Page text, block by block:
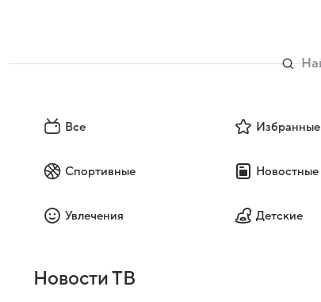
Все Избранные
Спортивные Новостные
Увлечения Детские
Новости ТВ